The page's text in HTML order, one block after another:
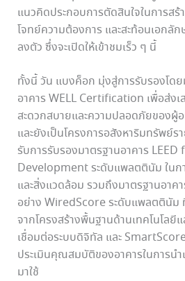
แนวคิดประกอบการตัดสินใจในการส
โจทย์ความต้องการ และสะท้อนเอกลั
ลงตัว ซึ่งจะเปิดให้เข้าชมเร็ว ๆ นี้
ทั้งนี้ วัน แบงค็อก มุ่งสู่การรับรองโด
อาคาร WELL Certification เพื่อส่ง
สะดวกสบายและความปลอดภัยของผู้
และยังเป็นโครงการอสังหาริมทรัพย์ร
รับการรับรองมาตรฐานอาคาร
Development ระดับแพลตตินัม ในก
และสิ่งแวดล้อม รวมถึงมาตรฐานอาคา
อย่าง WiredScore ระดับแพลตตินัม
จากโครงสร้างพื้นฐานด้านเทคโนโลยี
เชื่อมต่อระบบดิจิทัล และ
ประเมินคุณสมบัติของอาคารในการนำ
มาใช้